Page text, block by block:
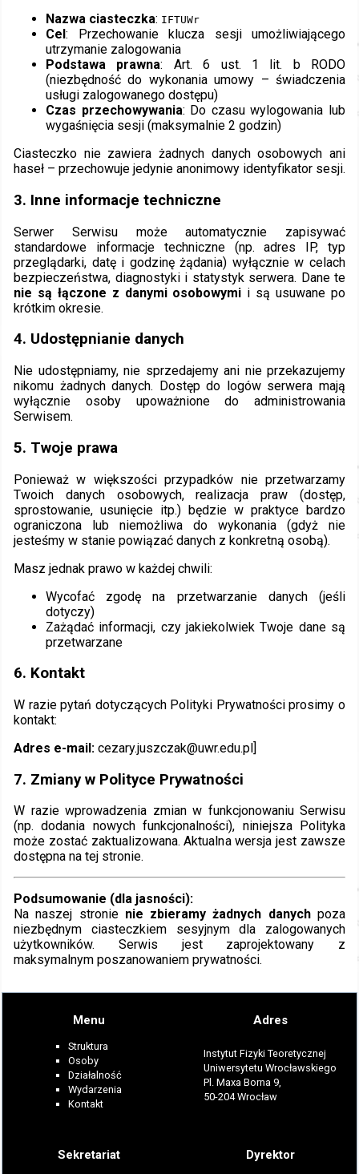
Nazwa ciasteczka: IFTUWr
Cel : Przechowanie klucza sesji umożliwiającego
utrzymanie zalogowania
Podstawa prawna: Art. 6 ust. 1 lit. b RODO
(niezbędność do wykonania umowy – świadczenia
usługi zalogowanego dostępu)
Czas przechowywania: Do czasu wylogowania lub
wygaśnięcia sesji (maksymalnie 2 godzin)
Ciasteczko nie zawiera żadnych danych osobowych ani
haseł – przechowuje jedynie anonimowy identyfikator sesji.
3. Inne informacje techniczne
Serwer Serwisu może automatycznie zapisywać
standardowe informacje techniczne (np. adres IP, typ
przeglądarki, datę i godzinę żądania) wyłącznie w celach
bezpieczeństwa, diagnostyki i statystyk serwera. Dane te
nie są łączone z danymi osobowymi i są usuwane po
krótkim okresie.
4. Udostępnianie danych
Nie udostępniamy, nie sprzedajemy ani nie przekazujemy
nikomu żadnych danych. Dostęp do logów serwera mają
wyłącznie osoby upoważnione do administrowania
Serwisem.
5. Twoje prawa
Ponieważ w większości przypadków nie przetwarzamy
Twoich danych osobowych, realizacja praw (dostęp,
sprostowanie, usunięcie itp.) będzie w praktyce bardzo
ograniczona lub niemożliwa do wykonania (gdyż nie
jesteśmy w stanie powiązać danych z konkretną osobą).
Masz jednak prawo w każdej chwili:
Wycofać zgodę na przetwarzanie danych (jeśli
dotyczy)
Zażądać informacji, czy jakiekolwiek Twoje dane są
przetwarzane
6. Kontakt
W razie pytań dotyczących Polityki Prywatności prosimy o
kontakt:
Adres e-mail: cezary.juszczak@uwr.edu.pl]
7. Zmiany w Polityce Prywatności
W razie wprowadzenia zmian w funkcjonowaniu Serwisu
(np. dodania nowych funkcjonalności), niniejsza Polityka
może zostać zaktualizowana. Aktualna wersja jest zawsze
dostępna na tej stronie.
Podsumowanie (dla jasności):
Na naszej stronie nie zbieramy żadnych danychpoza
niezbędnym ciasteczkiem sesyjnym dla zalogowanych
użytkowników. Serwis jest zaprojektowany z
maksymalnym poszanowaniem prywatności.
Menu
Struktura
Osoby
Działalność
Wydarzenia
Kontakt
Adres
Instytut Fizyki Teoretycznej
Uniwersytetu Wrocławskiego
Pl. Maxa Borna 9,
50-204 Wrocław
Sekretariat Dyrektor